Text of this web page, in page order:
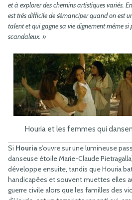
et à explorer des chemins artistiques variés.
est très difficile de s’émanciper quand on
talent et qui gagne sa vie dignement même
scandaleux. »
Houria et les femmes qui
Si Hourias’ouvre sur une lumineuse
danseuse étoile Marie-Claude
développe ensuite, tandis que Houria
handicapées et souvent muettes elles
guerre civile alors que les familles des